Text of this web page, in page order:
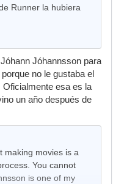
Runner la hubiera
Jóhannsson para
no le gustaba el
Oficialmente esa es la
un año después de
making movies is a
You cannot
is one of my